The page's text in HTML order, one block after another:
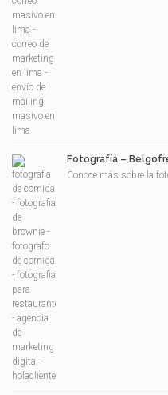
Fotografía –
Conoce más sobre la